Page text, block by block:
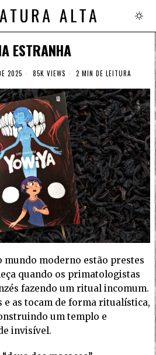
ESTRANHA
2025 85K VIEWS 2 MIN DE LEITURA
moderno estão prestes
quando os primatologistas
fazendo um ritual incomum.
e as tocam de forma ritualística,
um templo e
invisível.